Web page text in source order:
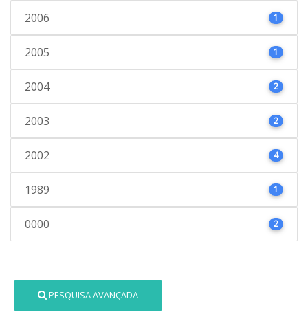
2006 1
2005 1
2004 2
2003 2
2002 4
1989 1
0000 2
PESQUISA AVANÇADA